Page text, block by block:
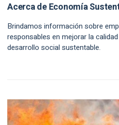
Acerca de Economía
Brindamos información sobre
responsables en mejorar la
desarrollo social sustentable.